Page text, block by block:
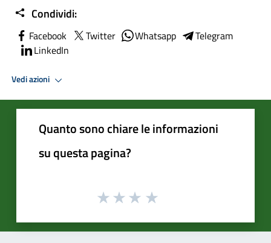
Condividi:
Facebook Twitter Whatsapp
Telegram
LinkedIn
Vedi azioni
Quanto sono chiare le informazioni
su questa pagina?